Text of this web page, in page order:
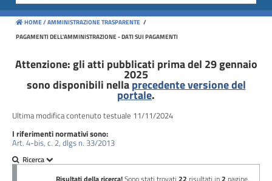
HOME /AMMINISTRAZIONE TRASPARENTE /
PAGAMENTI DELL'AMMINISTRAZIONE - DATI SUI PAGAMENTI
Attenzione: gli atti pubblicati prima del 29 gennaio
2025
sono disponibili nellaprecedente versione del
portale.
Ultima modifica contenuto testuale 11/11/2024
I riferimenti normativi sono:
Art. 4-bis, c. 2, dlgs n. 33/2013
Organizzazione
Consulenti
collaboratori
Personale
Bandi
di
concorso